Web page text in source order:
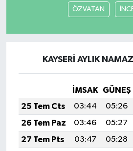
ÖZVATAN
KAYSERİ AYLIK
İMSAK GÜNEŞ
25 Tem Cts
03:44 05:26
26 Tem Paz
03:46 05:27
27 Tem Pts
03:47 05:28